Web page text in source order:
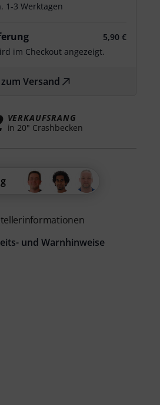
1-3 Werktagen
5,90 €
im Checkout angezeigt.
Versand
VERKAUFSRANG
in 20" Crashbecken
und Warnhinweise